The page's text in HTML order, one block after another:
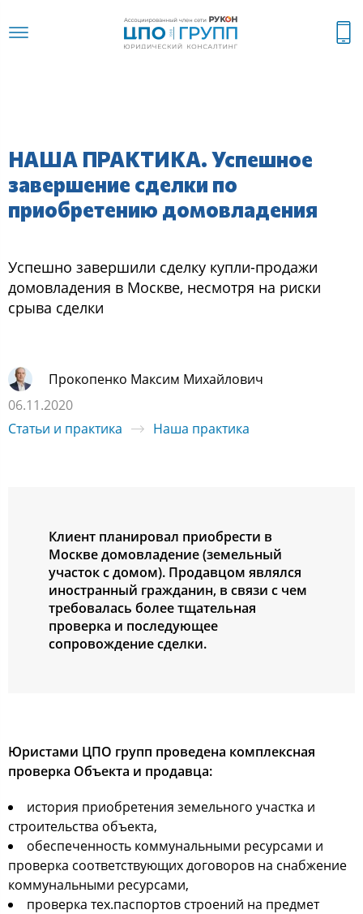
НАША ПРАКТИКА. Успешное
завершение сделки по
приобретению домовладения
Успешно завершили сделку купли-продажи
домовладения в Москве, несмотря на риски
срыва сделки
Прокопенко Максим Михайлович
06.11.2020
Статьи и практика
Наша практика
Клиент планировал приобрести в
Москве домовладение (земельный
участок с домом). Продавцом являлся
иностранный гражданин, в связи с чем
требовалась более тщательная
проверка и последующее
сопровождение сделки.
Юристами ЦПО групп проведена комплексная
проверка Объекта и продавца:
история приобретения земельного участка и
строительства объекта,
обеспеченность коммунальными ресурсами и
проверка соответствующих договоров на снабжение
коммунальными ресурсами,
проверка тех.паспортов строений на предмет